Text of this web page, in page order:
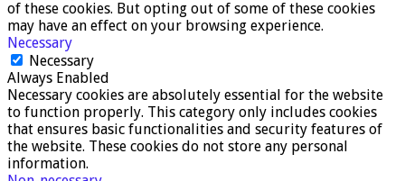
of these cookies. But opting out of some of these cookies
may have an effect on your browsing experience.
Necessary
Necessary
Always Enabled
Necessary cookies are absolutely essential for the website
to function properly. This category only includes cookies
that ensures basic functionalities and security features of
the website. These cookies do not store any personal
information.